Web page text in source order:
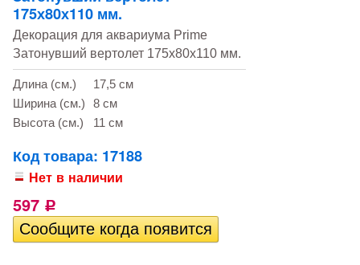
175х80х110 мм.
Декорация для аквариума Prime
Затонувший вертолет 175х80х110 мм.
Длина (см.)
17,5 см
Ширина (см.)
8 см
Высота (см.)
11 см
Код товара: 17188
Нет в наличии
597 Р